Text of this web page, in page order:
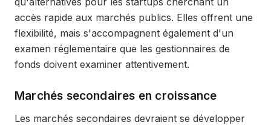
accès rapide aux marchés publics. Elles offrent une
flexibilité, mais s'accompagnent également d'un
examen réglementaire que les gestionnaires de
fonds doivent examiner attentivement.
Marchés secondaires en croissance
Les marchés secondaires devraient se développer